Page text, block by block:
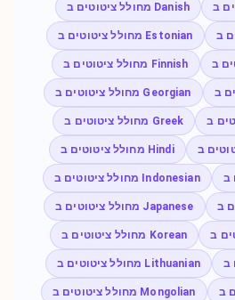
מחולל ציטוטים ב Danish
מחולל ציטוטים ב Estonian
מחולל ציטוטים ב Finnish
מחולל ציטוטים ב Georgian
מחולל ציטוטים ב Greek
מחולל ציטוטים ב Hindi
מחולל ציטוטים ב Indonesian
מחולל ציטוטים ב Japanese
מחולל ציטוטים ב Korean
מחולל ציטוטים ב Lithuanian
מחולל ציטוטים ב Mongolian